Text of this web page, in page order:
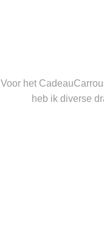
Voor het
heb ik diverse